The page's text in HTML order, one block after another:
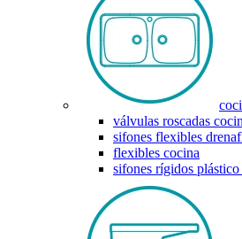
válvulas roscadas
sifones flexibles
flexibles cocina
sifones rígidos plástico